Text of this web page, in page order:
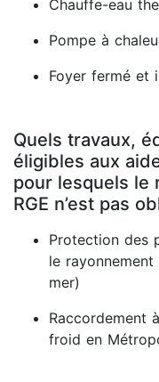
Chauffe-eau
Pompe à
Foyer fermé et
Quels travaux,
éligibles aux
pour lesquels le
RGE n’est pas
Protection des
le
mer)
Raccordement
froid en